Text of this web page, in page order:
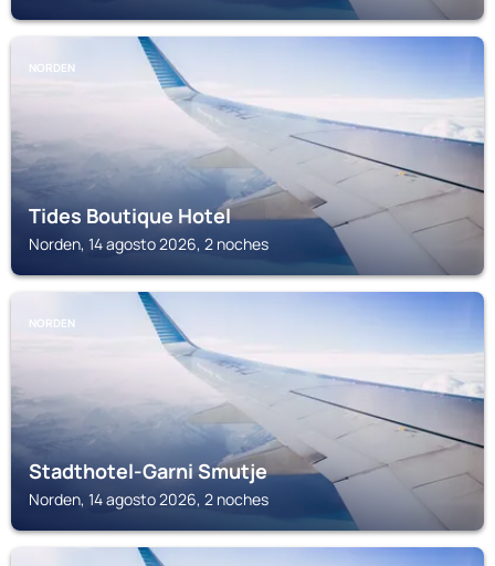
NORDEN
Tides Boutique Hotel
Norden, 14 agosto 2026, 2 noches
NORDEN
Stadthotel-Garni Smutje
Norden, 14 agosto 2026, 2 noches